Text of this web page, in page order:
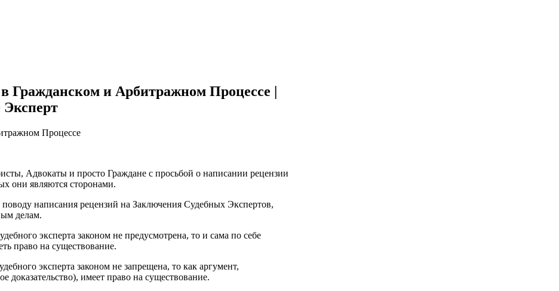
Гражданском и Арбитражном Процессе |
Процессе
Адвокаты и просто Граждане с просьбой о написании рецензии
они являются сторонами.
написания рецензий на Заключения Судебных Экспертов,
делам.
эксперта законом не предусмотрена, то и сама по себе
право на существование.
эксперта законом не запрещена, то как аргумент,
имеет право на существование.